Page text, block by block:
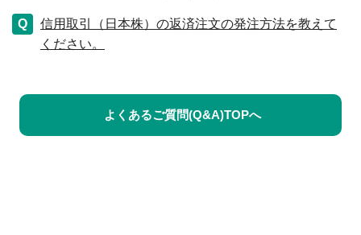
信用取引（日本株）の返済注文の発注方法を教えて
ください。
よくあるご質問(Q&A)TOPへ